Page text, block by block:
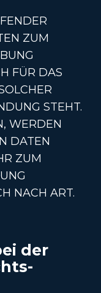
ZUM
FÜR DAS
STEHT.
WERDEN
DATEN
ZUM
NACH ART.
der